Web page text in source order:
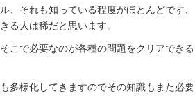
、それも知っている程度がほとんどです、
る人は稀だと思います。
こで必要なのが各種の問題をクリアできる
多様化してきますのでその知識もまた必要